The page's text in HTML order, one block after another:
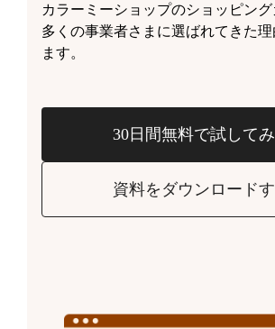
カラーミーショップのショッピング
多くの事業者さまに選ばれてきた
ます。
30日間無料で試して
資料をダウンロード